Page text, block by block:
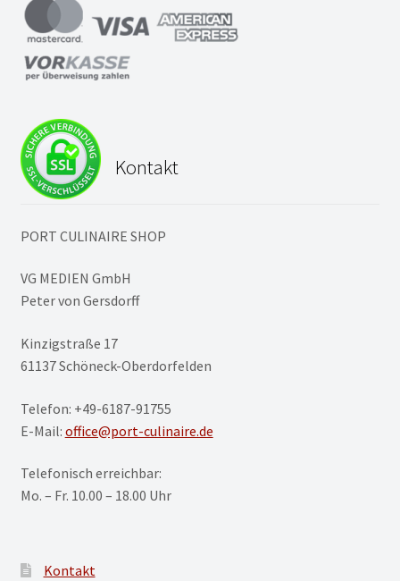
Kontakt
PORT CULINAIRE SHOP
VG MEDIEN GmbH
Peter von Gersdorff
Kinzigstraße 17
61137 Schöneck-Oberdorfelden
Telefon: +49-6187-91755
E-Mail: office@port-culinaire.de
Telefonisch erreichbar:
Mo. – Fr. 10.00 – 18.00 Uhr
Kontakt